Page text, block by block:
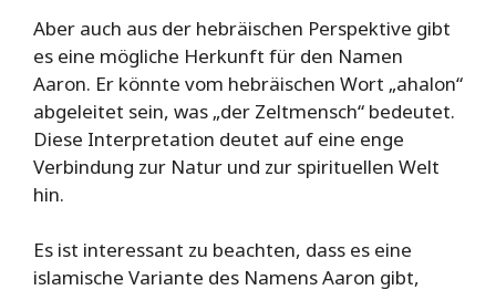
Aber auch aus der hebräischen Perspektive gibt
es eine mögliche Herkunft für den Namen
Aaron. Er könnte vom hebräischen Wort „ahalon“
abgeleitet sein, was „der Zeltmensch“ bedeutet.
Diese Interpretation deutet auf eine enge
Verbindung zur Natur und zur spirituellen Welt
hin.
Es ist interessant zu beachten, dass es eine
islamische Variante des Namens Aaron gibt,